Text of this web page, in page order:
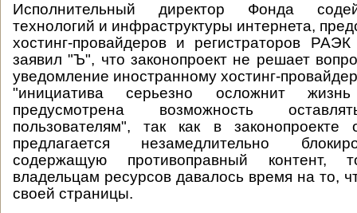
Исполнительный директор Фонда
технологий и инфраструктуры интернета,
хостинг-провайдеров и регистраторов
заявил "Ъ", что законопроект не решает
уведомление иностранному хостинг-
"инициатива серьезно осложнит
предусмотрена возможность
пользователям", так как в законопроекте
предлагается незамедлительно
содержащую противоправный контент,
владельцам ресурсов давалось время на то,
своей страницы.